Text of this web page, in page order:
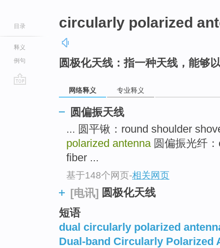
目录
释义
例句
circularly polarized
圆极化天线：指一种天线，能够
网络释义 专业释义
圆偏振天线
... 圆平锹：round shoulder
polarized antenna圆偏振光纤：
fiber ...
基于148个网页-相关网页
[电讯] 圆极化天线
短语
dual circularly polarized
Dual-band Circularly Polarized